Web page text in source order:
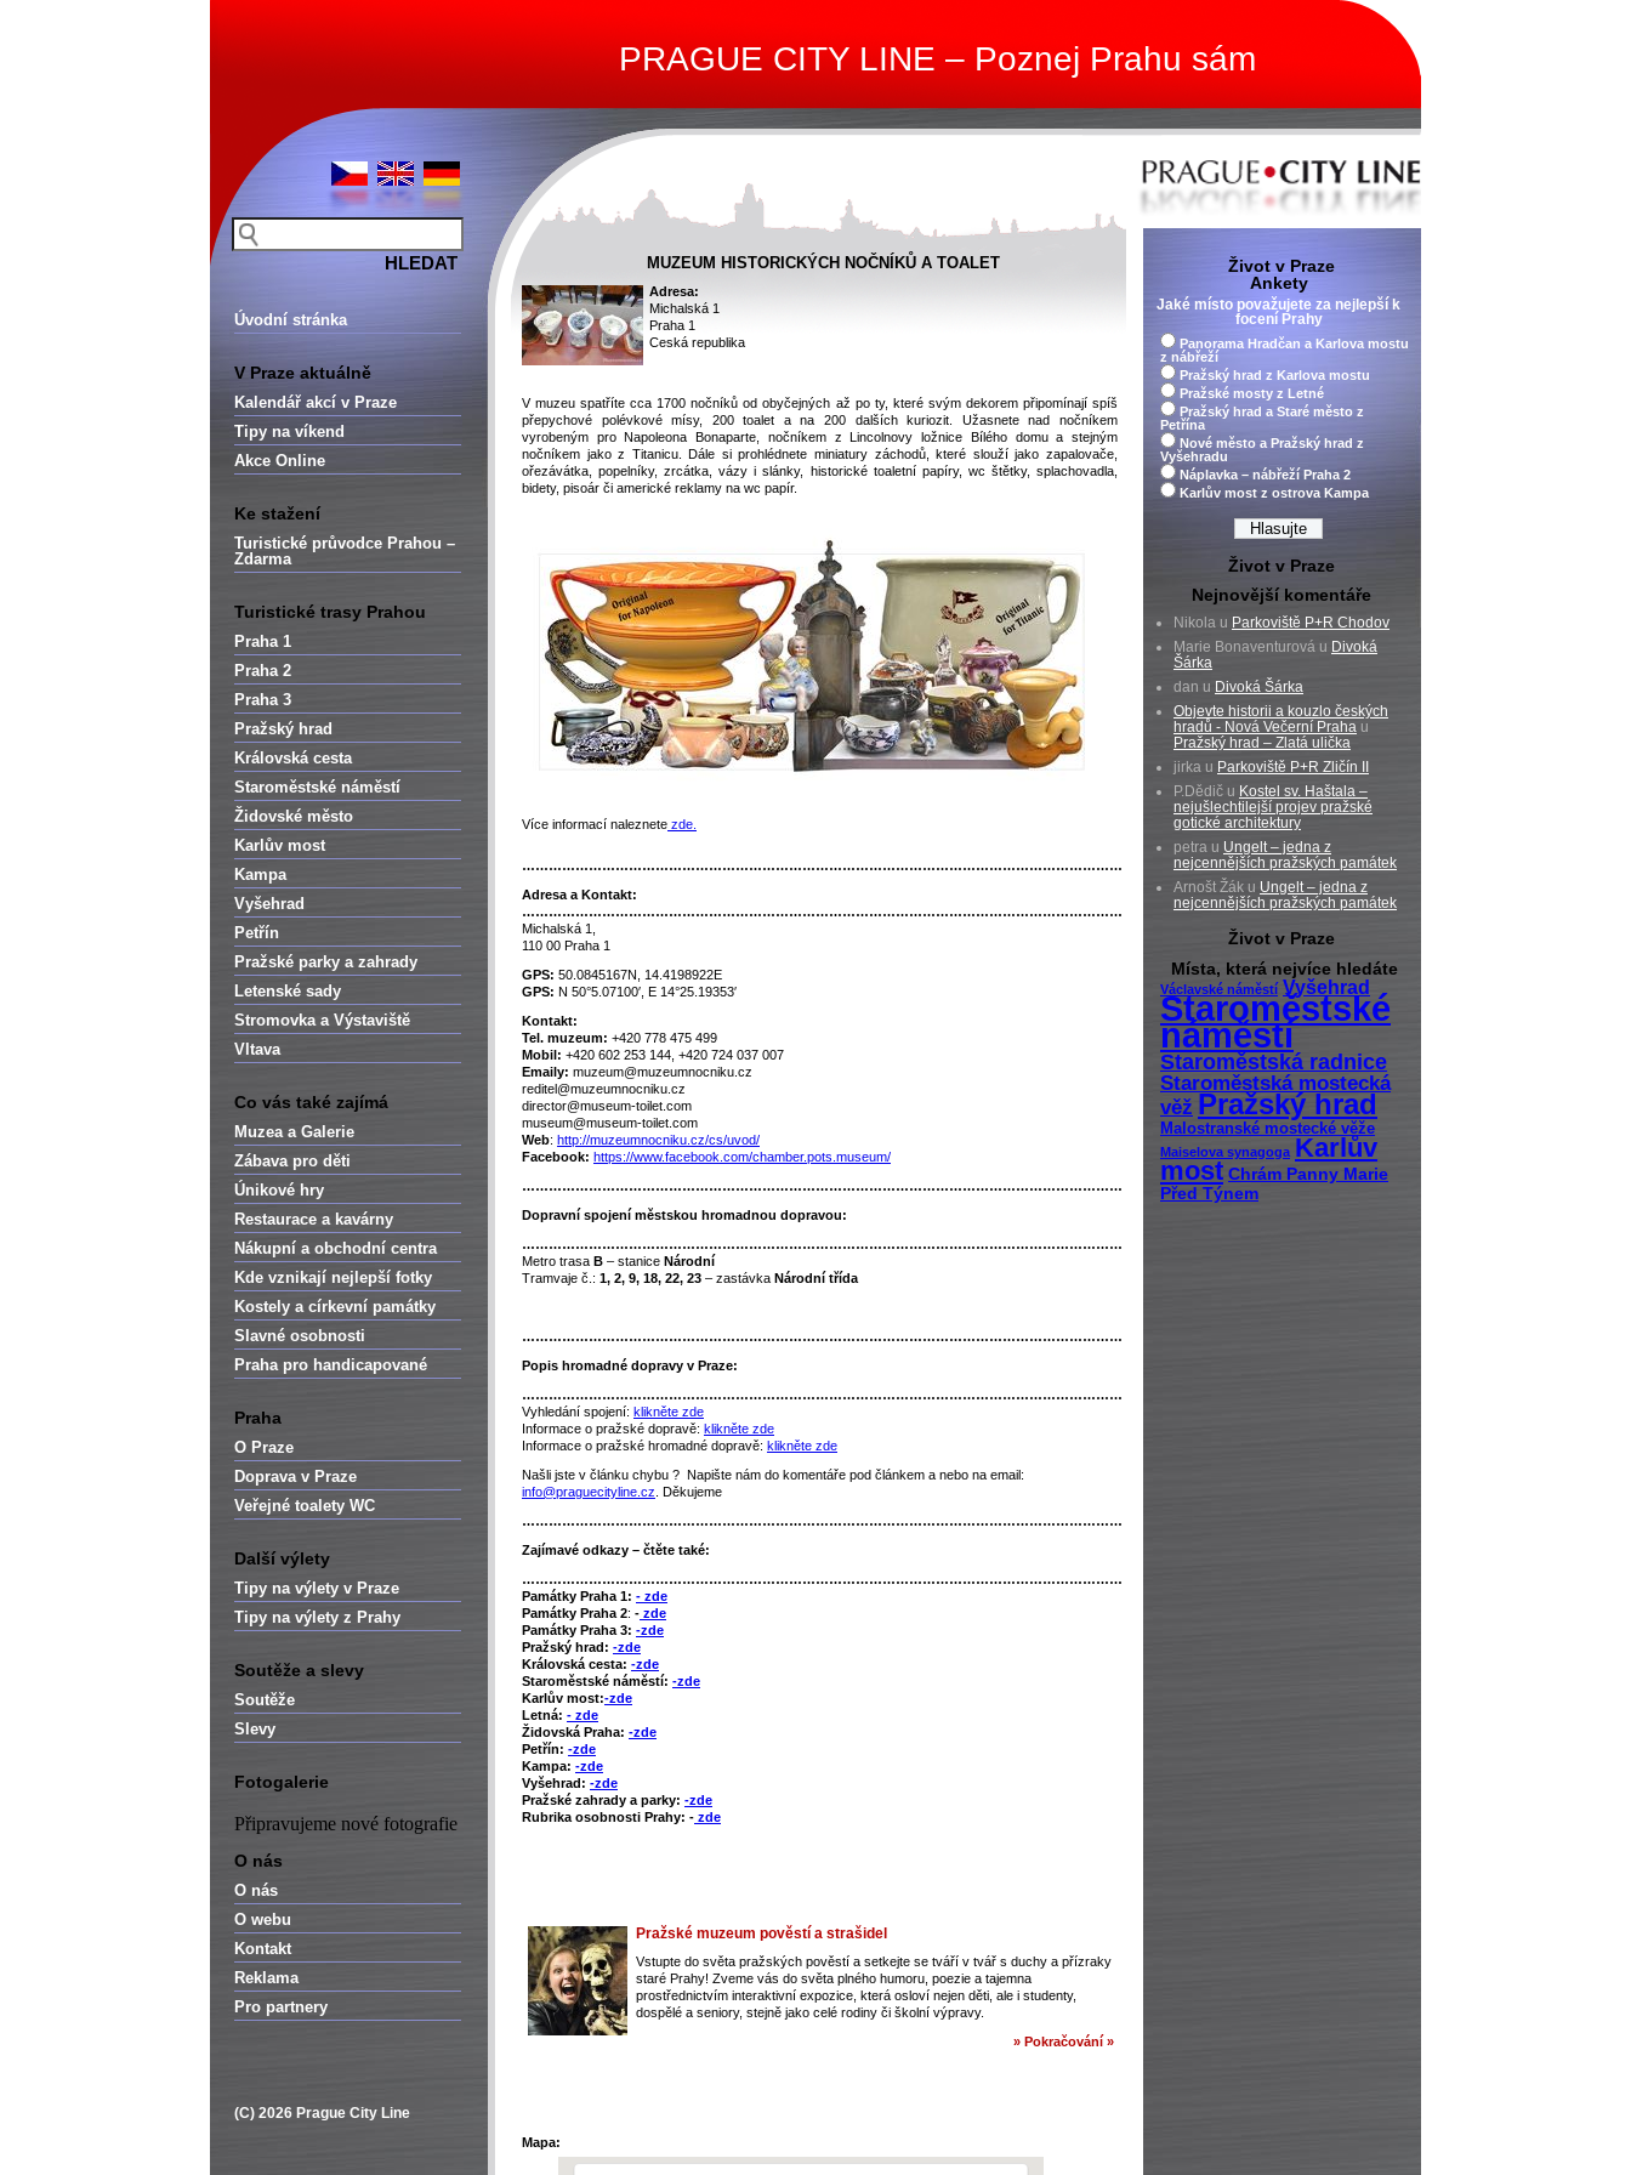
PRAGUE CITY LINE – Poznej Prahu sám
Úvodní stránka
V Praze aktuálně
Kalendář akcí v Praze
Tipy na víkend
Akce Online
Ke stažení
Turistické průvodce Prahou –
Zdarma
Turistické trasy Prahou
Praha 1
Praha 2
Praha 3
Pražský hrad
Královská cesta
Staroměstské náměstí
Židovské město
Karlův most
Kampa
Vyšehrad
Petřín
Pražské parky a zahrady
Letenské sady
Stromovka a Výstaviště
Vltava
Co vás také zajímá
Muzea a Galerie
Zábava pro děti
Únikové hry
Restaurace a kavárny
Nákupní a obchodní centra
Kde vznikají nejlepší fotky
Kostely a církevní památky
Slavné osobnosti
Praha pro handicapované
Praha
O Praze
Doprava v Praze
Veřejné toalety WC
Další výlety
Tipy na výlety v Praze
Tipy na výlety z Prahy
Soutěže a slevy
Soutěže
Slevy
Fotogalerie
Připravujeme nové fotografie
O nás
O nás
O webu
Kontakt
Reklama
Pro partnery
(C) 2026 Prague City Line
MUZEUM HISTORICKÝCH NOČNÍKŮ A TOALET
Adresa:
Michalská 1
Praha 1
Ceská republika
V muzeu spatříte cca 1700 nočníků od obyčejných až po ty, které svým dekorem připomínají spíš
přepychové polévkové mísy, 200 toalet a na 200 dalších kuriozit. Užasnete nad nočníkem
vyrobeným pro Napoleona Bonaparte, nočníkem z Lincolnovy ložnice Bílého domu a stejným
nočníkem jako z Titanicu. Dále si prohlédnete miniatury záchodů, které slouží jako zapalovače,
ořezávátka, popelníky, zrcátka, vázy i slánky, historické toaletní papíry, wc štětky, splachovadla,
bidety, pisoár či americké reklamy na wc papír.
Více informací naleznete zde.
………………………………………………………………………………………………………………………
Adresa a Kontakt:
………………………………………………………………………………………………………………………
Michalská 1,
110 00 Praha 1
GPS: 50.0845167N, 14.4198922E
GPS: N 50°5.07100′, E 14°25.19353′
Kontakt:
Tel. muzeum: +420 778 475 499
Mobil: +420 602 253 144, +420 724 037 007
Emaily: muzeum@muzeumnocniku.cz
reditel@muzeumnocniku.cz
director@museum-toilet.com
museum@museum-toilet.com
Web: http://muzeumnocniku.cz/cs/uvod/
Facebook: https://www.facebook.com/chamber.pots.museum/
………………………………………………………………………………………………………………………
Dopravní spojení městskou hromadnou dopravou:
………………………………………………………………………………………………………………………
Metro trasa B – stanice Národní
Tramvaje č.: 1, 2, 9, 18, 22, 23 – zastávka Národní třída
………………………………………………………………………………………………………………………
Popis hromadné dopravy v Praze:
………………………………………………………………………………………………………………………
Vyhledání spojení: klikněte zde
Informace o pražské dopravě: klikněte zde
Informace o pražské hromadné dopravě: klikněte zde
Našli jste v článku chybu ? Napište nám do komentáře pod článkem a nebo na email:
info@praguecityline.cz . Děkujeme
………………………………………………………………………………………………………………………
Zajímavé odkazy – čtěte také:
………………………………………………………………………………………………………………………
Památky Praha 1: - zde
Památky Praha 2: - zde
Památky Praha 3: -zde
Pražský hrad: -zde
Královská cesta: -zde
Staroměstské náměstí: -zde
Karlův most:-zde
Letná: - zde
Židovská Praha: -zde
Petřín: -zde
Kampa: -zde
Vyšehrad: -zde
Pražské zahrady a parky: -zde
Rubrika osobnosti Prahy: - zde
Pražské muzeum pověstí a strašidel
Vstupte do světa pražských pověstí a setkejte se tváří v tvář s duchy a přízraky
staré Prahy! Zveme vás do světa plného humoru, poezie a tajemna
prostřednictvím interaktivní expozice, která osloví nejen děti, ale i studenty,
dospělé a seniory, stejně jako celé rodiny či školní výpravy.
» Pokračování »
Mapa:
Život v Praze
Ankety
Jaké místo považujete za nejlepší k
focení Prahy
Panorama Hradčan a Karlova mostu
z nábřeží
Pražský hrad z Karlova mostu
Pražské mosty z Letné
Pražský hrad a Staré město z
Petřína
Nové město a Pražský hrad z
Vyšehradu
Náplavka – nábřeží Praha 2
Karlův most z ostrova Kampa
Život v Praze
Nejnovější komentáře
Nikola u Parkoviště P+R Chodov
Marie Bonaventurová u Divoká
Šárka
dan u Divoká Šárka
Objevte historii a kouzlo českých
hradů - Nová Večerní Praha u
Pražský hrad – Zlatá ulička
jirka u Parkoviště P+R Zličín II
P.Dědič u Kostel sv. Haštala –
nejušlechtilejší projev pražské
gotické architektury
petra u Ungelt – jedna z
nejcennějších pražských památek
Arnošt Žák u Ungelt – jedna z
nejcennějších pražských památek
Život v Praze
Místa, která nejvíce hledáte
Václavské náměstí Vyšehrad
Staroměstské
náměstí
Staroměstská radnice
Staroměstská mostecká
věž Pražský hrad
Malostranské mostecké věže
Maiselova synagoga Karlův
most Chrám Panny Marie
Před Týnem